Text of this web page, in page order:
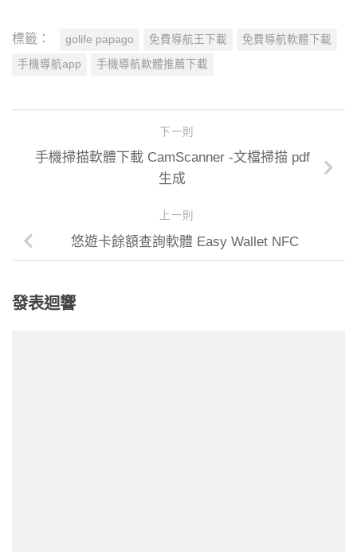
標籤： golife papago 免費導航王下載 免費導航軟體下載
手機導航app 手機導航軟體推薦下載
下一則
手機掃描軟體下載 CamScanner -文檔掃描 pdf
生成
上一則
悠遊卡餘額查詢軟體 Easy Wallet NFC
發表迴響